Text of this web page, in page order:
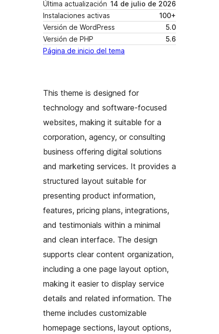
Última actualización 14 de julio de 2026
Instalaciones activas
100+
Versión de WordPress
5.0
Versión de PHP
5.6
Página de inicio del tema
This theme is designed for
technology and software-focused
websites, making it suitable for a
corporation, agency, or consulting
business offering digital solutions
and marketing services. It provides a
structured layout suitable for
presenting product information,
features, pricing plans, integrations,
and testimonials within a minimal
and clean interface. The design
supports clear content organization,
including a one page layout option,
making it easier to display service
details and related information. The
theme includes customizable
homepage sections, layout options,